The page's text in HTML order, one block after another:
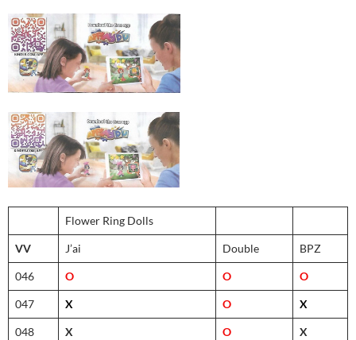
Flower Ring Dolls
VV J’ai Double BPZ
046 O O O
047 X O X
048 X O X